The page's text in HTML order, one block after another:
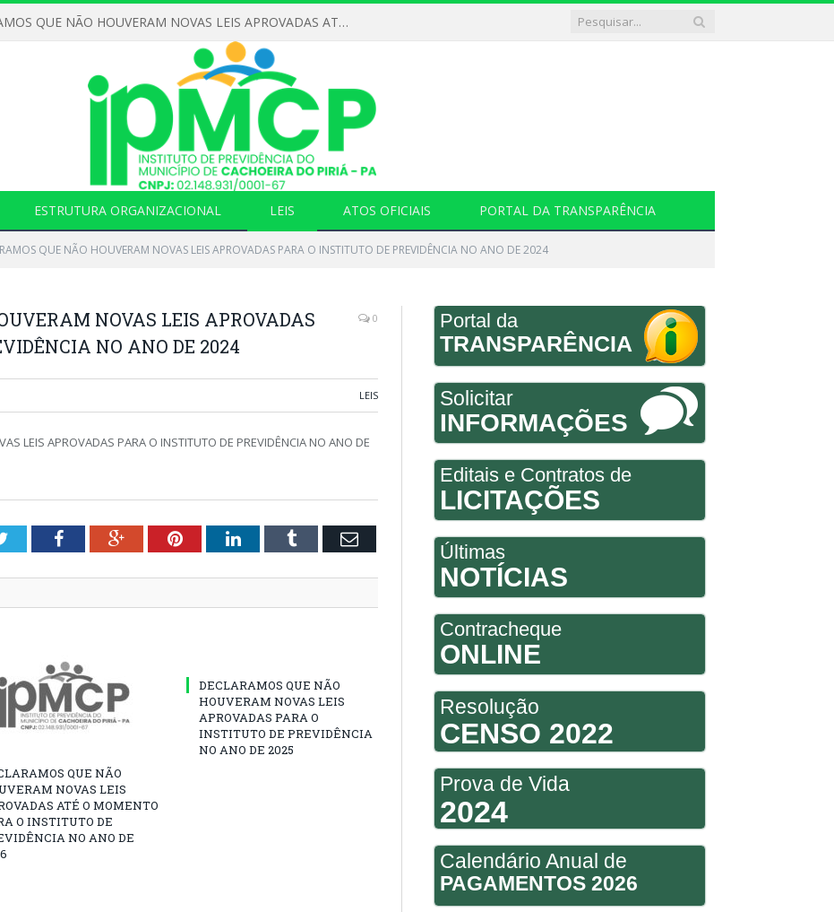
DECLARAMOS QUE NÃO HOUVERAM NOVAS LEIS APROVADAS ATÉ O MOMENTO PARA O INSTITUTO DE PREVIDÊNCIA NO ANO DE 2026
ESTRUTURA ORGANIZACIONAL LEIS ATOS OFICIAIS PORTAL DA TRANSPARÊNCIA
QUE NÃO HOUVERAM NOVAS LEIS APROVADAS PARA O INSTITUTO DE PREVIDÊNCIA NO ANO DE 2024
NOVAS LEIS APROVADAS
NO ANO DE 2024
0
LEIS
LEIS APROVADAS PARA O INSTITUTO DE PREVIDÊNCIA NO ANO DE
TwitterFacebookGoogle+PinterestLinkedInTumblr Email
QUE NÃO
NOVAS LEIS
ATÉ O MOMENTO
O INSTITUTO DE
NO ANO DE
DECLARAMOS QUE NÃO
HOUVERAM NOVAS LEIS
APROVADAS PARA O
INSTITUTO DE PREVIDÊNCIA
NO ANO DE 2025
Portal da
TRANSPARÊNCIA
Solicitar
INFORMAÇÕES
Editais e Contratos de
LICITAÇÕES
Últimas
NOTÍCIAS
Contracheque
ONLINE
Resolução
CENSO 2022
Prova de Vida
2024
Calendário Anual de
PAGAMENTOS 2026